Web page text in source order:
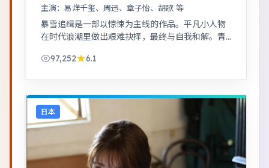
主演： 易烊千玺、周迅、章子怡、胡歌 等
暴雪追缉是一部以惊悚为主线的作品。平凡小人物
在时代浪潮里做出艰难抉择，最终与自我和解。青
97,252
6.1
日本